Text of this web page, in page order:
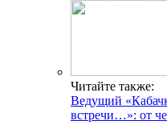
Читайте также:
Ведущий
встречи…»: от